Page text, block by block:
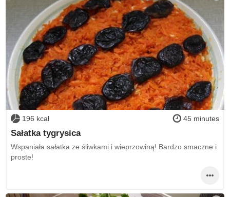
196 kcal 45 minutes
Sałatka tygrysica
Wspaniała sałatka ze śliwkami i wieprzowiną! Bardzo smaczne i
proste!